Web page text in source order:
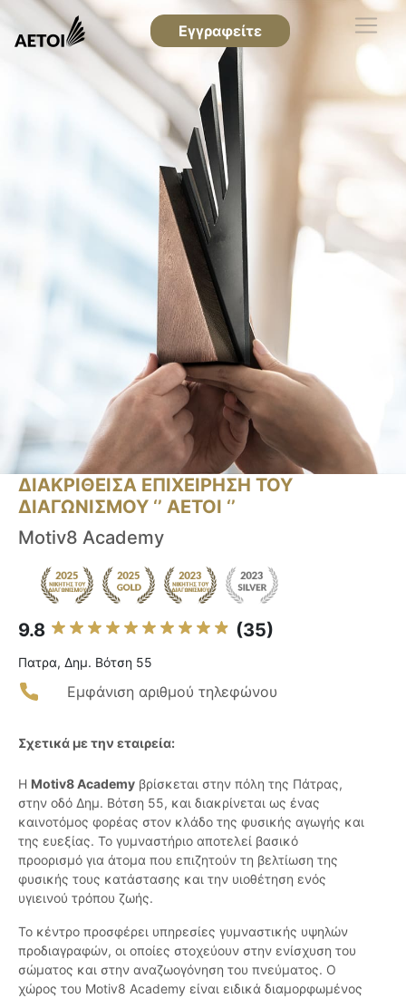
Εγγραφείτε
ΔΙΑΚΡΙΘΕΙΣΑ ΕΠΙΧΕΙΡΗΣΗ ΤΟΥ
ΔΙΑΓΩΝΙΣΜΟΥ ‘’ ΑΕΤΟΙ ‘’
Motiv8 Academy
9.8 (35)
Πατρα, Δημ. Βότση 55
Εμφάνιση αριθμού τηλεφώνου
Σχετικά με την εταιρεία:
Η Motiv8 Academy βρίσκεται στην πόλη της Πάτρας,
στην οδό Δημ. Βότση 55, και διακρίνεται ως ένας
καινοτόμος φορέας στον κλάδο της φυσικής αγωγής και
της ευεξίας. Το γυμναστήριο αποτελεί βασικό
προορισμό για άτομα που επιζητούν τη βελτίωση της
φυσικής τους κατάστασης και την υιοθέτηση ενός
υγιεινού τρόπου ζωής.
Το κέντρο προσφέρει υπηρεσίες γυμναστικής υψηλών
προδιαγραφών, οι οποίες στοχεύουν στην ενίσχυση του
σώματος και στην αναζωογόνηση του πνεύματος. Ο
χώρος του Motiv8 Academy είναι ειδικά διαμορφωμένος